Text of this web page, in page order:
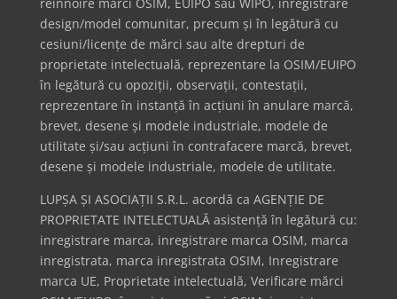
design/model comunitar, precum și în legătură cu
cesiuni/licențe de mărci sau alte drepturi de
proprietate intelectuală, reprezentare la OSIM/EUIPO
în legătură cu opoziții, observații, contestații,
reprezentare în instanță în acțiuni în anulare marcă,
brevet, desene și modele industriale, modele de
utilitate și/sau acțiuni în contrafacere marcă, brevet,
desene și modele industriale, modele de utilitate.
LUPȘA ȘI ASOCIAȚII S.R.L. acordă ca AGENȚIE DE
PROPRIETATE INTELECTUALĂ asistență în legătură cu:
inregistrare marca, inregistrare marca OSIM, marca
inregistrata, marca inregistrata OSIM, Inregistrare
marca UE, Proprietate intelectuală, Verificare mărci